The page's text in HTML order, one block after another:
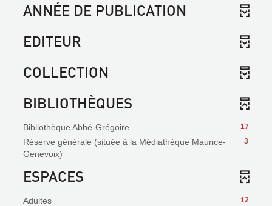
ANNÉE DE PUBLICATION
EDITEUR
COLLECTION
BIBLIOTHÈQUES
17
Bibliothèque Abbé-Grégoire
3
Réserve générale (située à la Médiathèque Maurice-
Genevoix)
ESPACES
12
Adultes